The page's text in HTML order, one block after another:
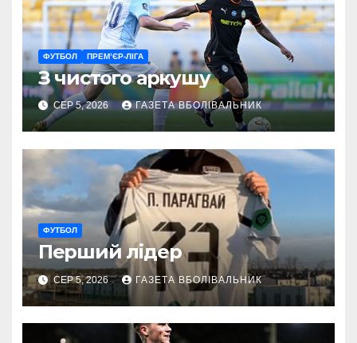
ФУТБОЛ ПРЕМ’ЄР-ЛІГА
З чистого аркушу
СЕР 5, 2026 ГАЗЕТА ВБОЛІВАЛЬНИК
ФУТБОЛ
Перший лідер
СЕР 5, 2026 ГАЗЕТА ВБОЛІВАЛЬНИК